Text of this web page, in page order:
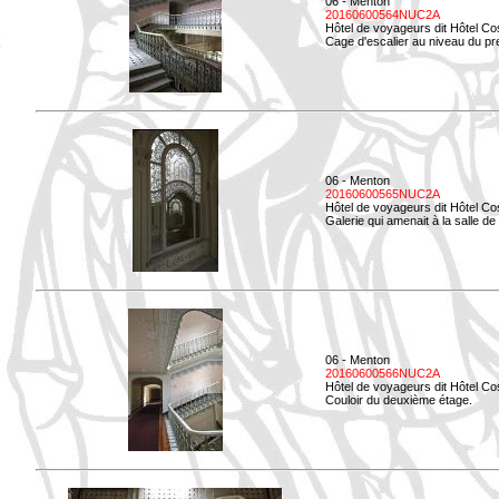
20160600564NUC2A
Hôtel de voyageurs dit Hôtel
Cage d'escalier au niveau du
06 - Menton
20160600565NUC2A
Hôtel de voyageurs dit Hôtel
Galerie qui amenait à la salle
06 - Menton
20160600566NUC2A
Hôtel de voyageurs dit Hôtel
Couloir du deuxième étage.